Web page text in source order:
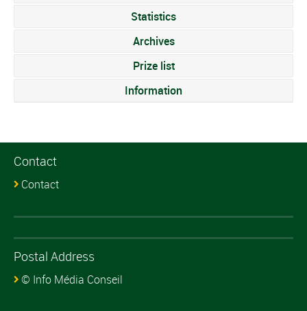
Statistics
Archives
Prize list
Information
Contact
Contact
Postal Address
© Info Média Conseil